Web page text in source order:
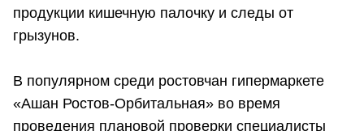
продукции кишечную палочку и следы от
грызунов.
В популярном среди ростовчан гипермаркете
«Ашан Ростов-Орбитальная» во время
проведения плановой проверки специалисты